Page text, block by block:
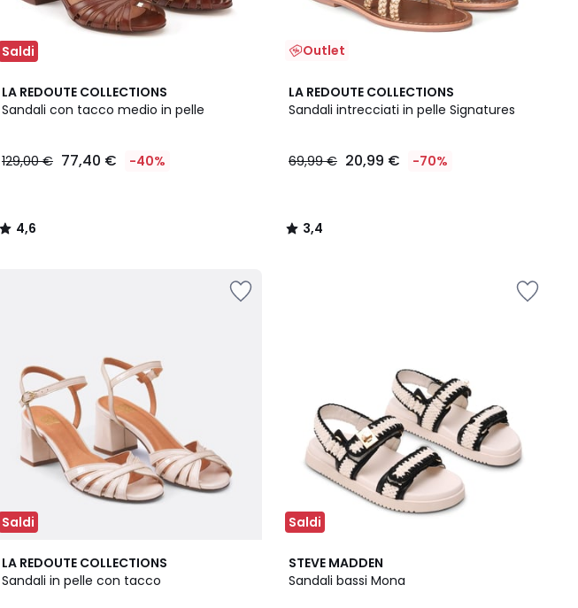
Saldi
LA REDOUTE COLLECTIONS
Sandali con tacco medio in pelle
129,00 € 77,40 € -40%
4,6
/ 5
4,6
/
Outlet
LA REDOUTE COLLECTIONS
Sandali intrecciati in pelle Signatures
69,99 € 20,99 € -70%
3,4
/ 5
3,4
/
Saldi
LA REDOUTE COLLECTIONS
Sandali in pelle con tacco
5
/
Saldi
STEVE MADDEN
Sandali bassi Mona